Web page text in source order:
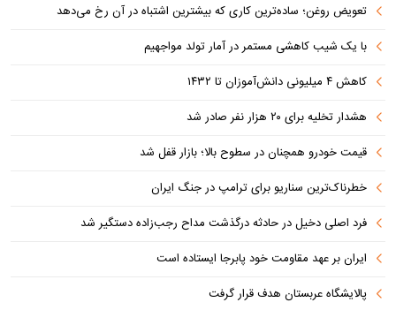
تعویض روغن؛ ساده‌ترین کاری که بیشترین اشتباه در آن رخ می‌دهد
با یک شیب کاهشی مستمر در آمار تولد مواجهیم
کاهش ۴ میلیونی دانش‌آموزان تا ۱۴۳۲
هشدار تخلیه برای ۲۰ هزار نفر صادر شد
قیمت خودرو همچنان در سطوح بالا؛ بازار قفل شد
خطرناک‌ترین سناریو برای ترامپ در جنگ ایران
فرد اصلی دخیل در حادثه درگذشت مداح رجب‌زاده دستگیر شد
ایران بر عهد مقاومت خود پابرجا ایستاده است
پالایشگاه عربستان هدف قرار گرفت